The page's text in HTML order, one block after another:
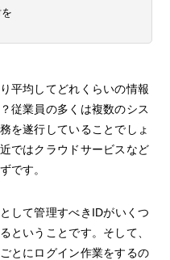
平均してどれくらいの情報
従業員の多くは複数のシス
を遂行していることでしょ
ではクラウドサービスなど
です。
して管理すべきIDがいくつ
ということです。そして、
とにログイン作業をするの